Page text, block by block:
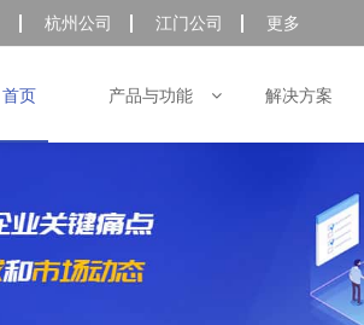
杭州公司 江门公司 更多
首页
产品与功能 解决方案